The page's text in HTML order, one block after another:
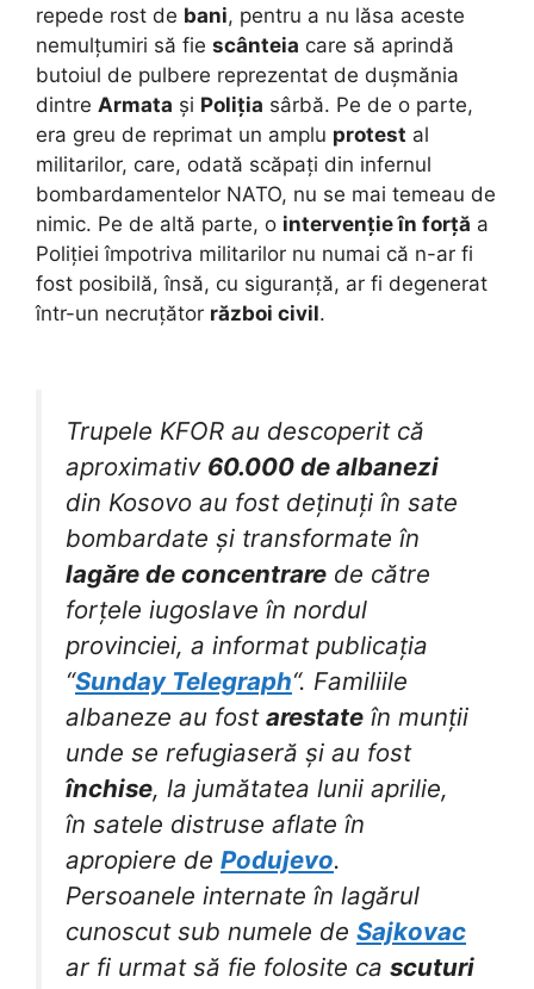
repede rost de bani, pentru a nu lăsa aceste
nemulțumiri să fie scânteia care să aprindă
butoiul de pulbere reprezentat de dușmănia
dintre Armata și Poliția sârbă. Pe de o parte,
era greu de reprimat un amplu protest al
militarilor, care, odată scăpați din infernul
bombardamentelor NATO, nu se mai temeau de
nimic. Pe de altă parte, o intervenție în forță a
Poliției împotriva militarilor nu numai că n-ar fi
fost posibilă, însă, cu siguranță, ar fi degenerat
într-un necruțător război civil.
Trupele KFOR au descoperit că
aproximativ 60.000 de albanezi
din Kosovo au fost deținuți în sate
bombardate și transformate în
lagăre de concentrare de către
forțele iugoslave în nordul
provinciei, a informat publicația
“Sunday Telegraph“. Familiile
albaneze au fost arestate în munții
unde se refugiaseră și au fost
închise, la jumătatea lunii aprilie,
în satele distruse aflate în
apropiere de Podujevo.
Persoanele internate în lagărul
cunoscut sub numele de Sajkovac
ar fi urmat să fie folosite ca scuturi